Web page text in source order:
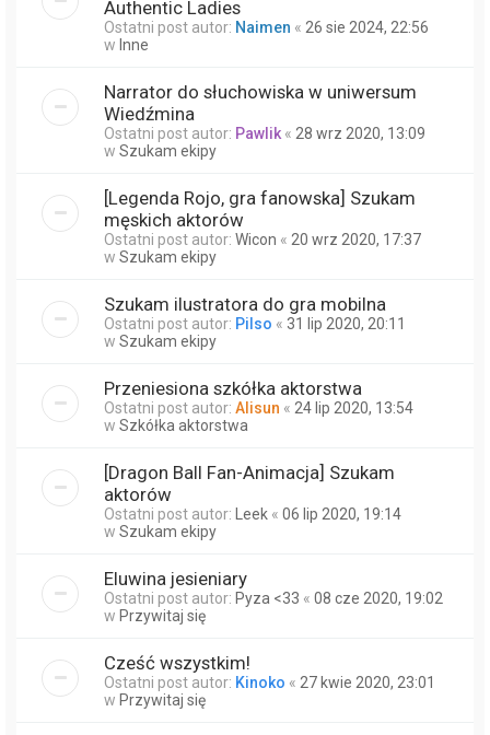
Authentic Ladies
Ostatni post autor: Naimen « 26 sie 2024, 22:56
w Inne
Narrator do słuchowiska w uniwersum
Wiedźmina
Ostatni post autor: Pawlik« 28 wrz 2020, 13:09
w Szukam ekipy
[Legenda Rojo, gra fanowska] Szukam
męskich aktorów
Ostatni post autor: Wicon « 20 wrz 2020, 17:37
w Szukam ekipy
Szukam ilustratora do gra mobilna
Ostatni post autor: Pilso « 31 lip 2020, 20:11
w Szukam ekipy
Przeniesiona szkółka aktorstwa
Ostatni post autor: Alisun « 24 lip 2020, 13:54
w Szkółka aktorstwa
[Dragon Ball Fan-Animacja] Szukam
aktorów
Ostatni post autor: Leek « 06 lip 2020, 19:14
w Szukam ekipy
Eluwina jesieniary
Ostatni post autor: Pyza <33 « 08 cze 2020, 19:02
w Przywitaj się
Cześć wszystkim!
Ostatni post autor: Kinoko « 27 kwie 2020, 23:01
w Przywitaj się